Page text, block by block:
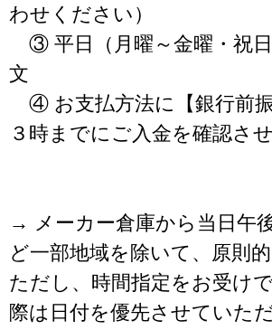
わせください）
③ 平日（月曜～金曜・祝
文
④ お支払方法に【銀行前
３時までにご入金を確認さ
→ メーカー倉庫から当日午
ど一部地域を除いて、原則
ただし、時間指定をお受け
際は日付を優先させていた